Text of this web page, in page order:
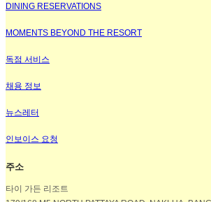
DINING RESERVATIONS
MOMENTS BEYOND THE RESORT
독점 서비스
채용 정보
뉴스레터
인보이스 요청
주소
타이 가든 리조트